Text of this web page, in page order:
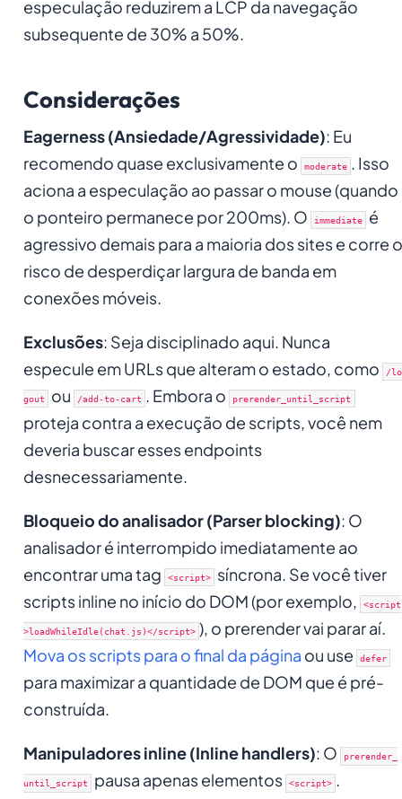
especulação reduzirem a LCP da navegação
subsequente de 30% a 50%.
Considerações
Eagerness (Ansiedade/Agressividade): Eu
recomendo quase exclusivamente o
moderate . Isso
aciona a especulação ao passar o mouse (quando
o ponteiro permanece por 200ms). O
immediate é
agressivo demais para a maioria dos sites e corre o
risco de desperdiçar largura de banda em
conexões móveis.
Exclusões: Seja disciplinado aqui. Nunca
especule em URLs que alteram o estado, como
/lo
gout ou /add-to-cart . Embora o prerender_until_script
proteja contra a execução de scripts, você nem
deveria buscar esses endpoints
desnecessariamente.
Bloqueio do analisador (Parser blocking): O
analisador é interrompido imediatamente ao
encontrar uma tag
<script> síncrona. Se você tiver
scripts inline no início do DOM (por exemplo,
<script
>loadWhileIdle(chat.js)</script> ), o prerender vai parar aí.
Mova os scripts para o final da página ou use defer
para maximizar a quantidade de DOM que é pré-
construída.
Manipuladores inline (Inline handlers): O prerender_
until_script pausa apenas elementos <script> .